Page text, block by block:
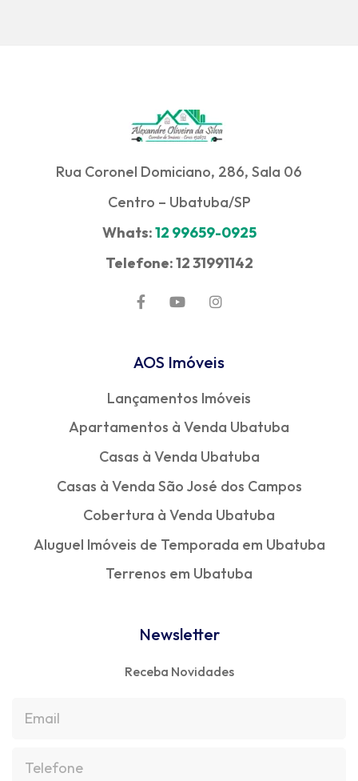
Rua Coronel Domiciano, 286, Sala 06
Centro – Ubatuba/SP
Whats:12 99659-0925
Telefone: 12 31991142
AOS Imóveis
Lançamentos Imóveis
Apartamentos à Venda Ubatuba
Casas à Venda Ubatuba
Casas à Venda São José dos Campos
Cobertura à Venda Ubatuba
Aluguel Imóveis de Temporada em Ubatuba
Terrenos em Ubatuba
Newsletter
Receba Novidades